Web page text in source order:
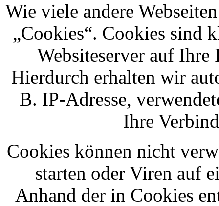
Wie viele andere
„Cookies“. Cookies sind
Websiteserver auf Ihre
Hierdurch erhalten wir
B. IP-Adresse,
Ihre
Cookies können nicht
starten oder Viren auf
Anhand der in Cookies